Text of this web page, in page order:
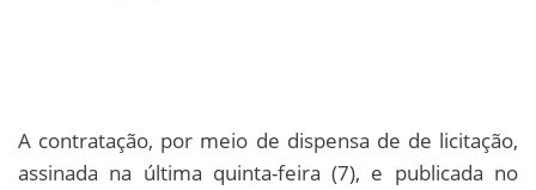
A contratação, por meio de dispensa de de licitação,
assinada na última quinta-feira (7), e publicada no